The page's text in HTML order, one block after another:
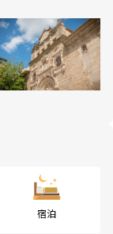
宿泊